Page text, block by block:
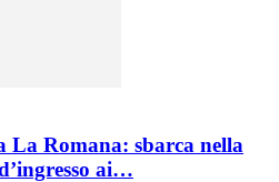
La Romana: sbarca nella
ai…